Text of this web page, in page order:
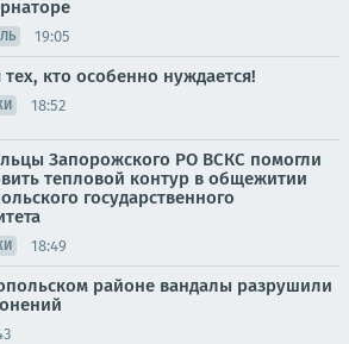
19:05
тех, кто особенно нуждается!
18:52
Запорожского РО ВСКС помогли
тепловой контур в общежитии
государственного
18:49
районе вандалы разрушили